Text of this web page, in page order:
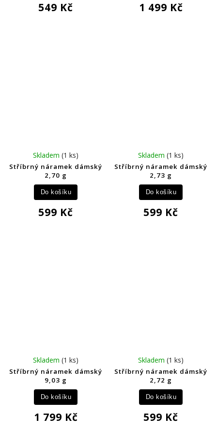
549 Kč 1 499 Kč
Stříbrný náramek dámský
2,70 g
Skladem(1 ks)
599 Kč
Do košíku
Stříbrný náramek dámský
2,73 g
Skladem(1 ks)
599 Kč
Do košíku
Stříbrný náramek dámský
9,03 g
Skladem(1 ks)
1 799 Kč
Do košíku
Stříbrný náramek dámský
2,72 g
Skladem(1 ks)
599 Kč
Do košíku